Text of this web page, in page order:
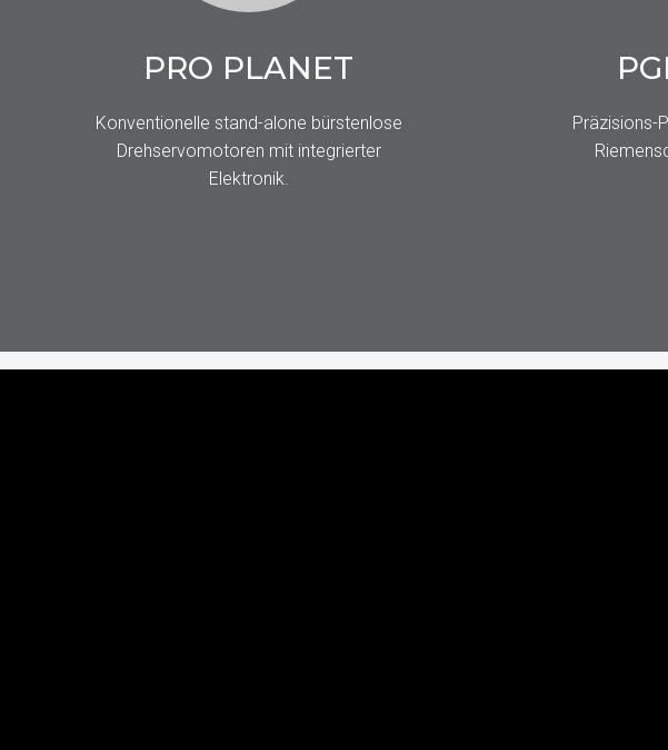
PRO PLANET
Konventionelle stand-alone bürstenlose
Drehservomotoren mit integrierter
Elektronik.
Präzisions-